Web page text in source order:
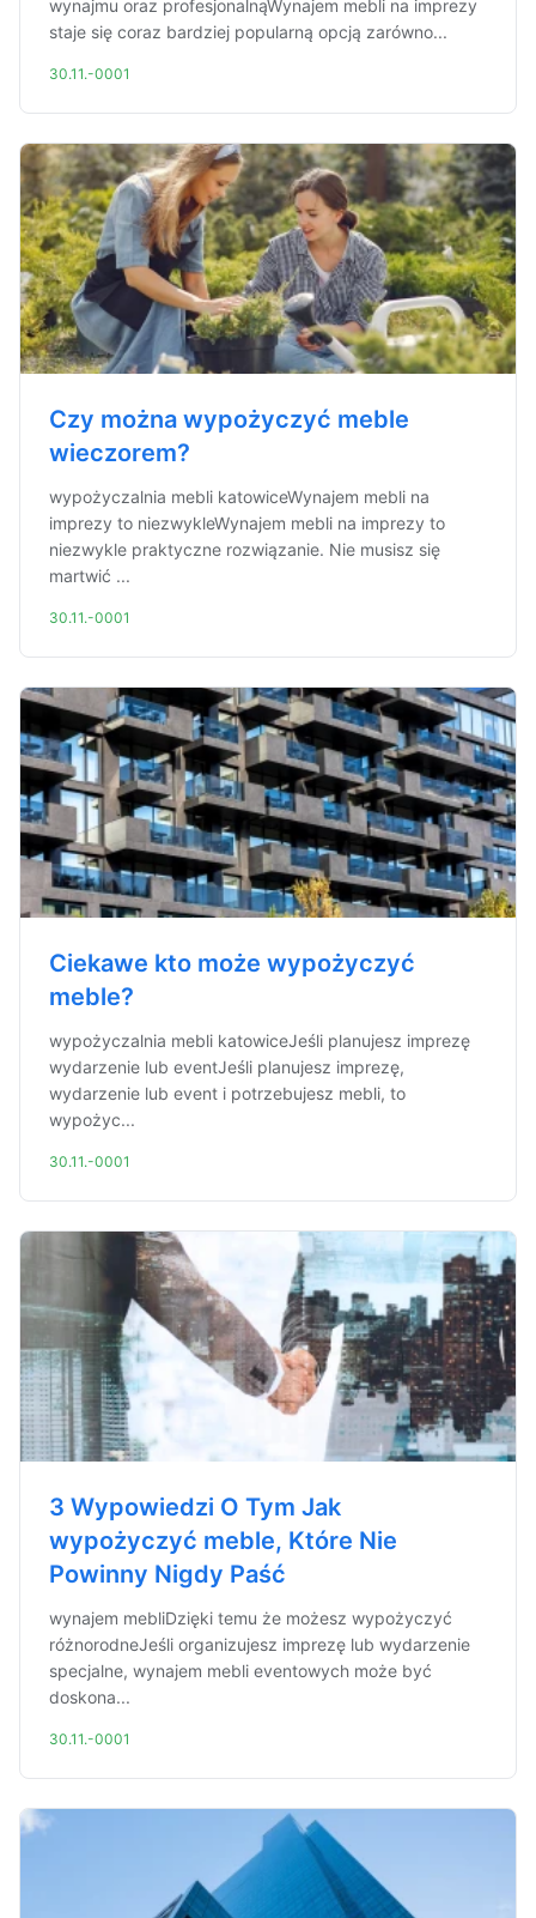
wynajmu oraz profesjonalnąWynajem mebli na imprezy
staje się coraz bardziej popularną opcją zarówno...
30.11.-0001
Czy można wypożyczyć meble
wieczorem?
wypożyczalnia mebli katowiceWynajem mebli na
imprezy to niezwykleWynajem mebli na imprezy to
niezwykle praktyczne rozwiązanie. Nie musisz się
martwić ...
30.11.-0001
Ciekawe kto może wypożyczyć
meble?
wypożyczalnia mebli katowiceJeśli planujesz imprezę
wydarzenie lub eventJeśli planujesz imprezę,
wydarzenie lub event i potrzebujesz mebli, to
wypożyc...
30.11.-0001
3 Wypowiedzi O Tym Jak
wypożyczyć meble, Które Nie
Powinny Nigdy Paść
wynajem mebliDzięki temu że możesz wypożyczyć
różnorodneJeśli organizujesz imprezę lub wydarzenie
specjalne, wynajem mebli eventowych może być
doskona...
30.11.-0001